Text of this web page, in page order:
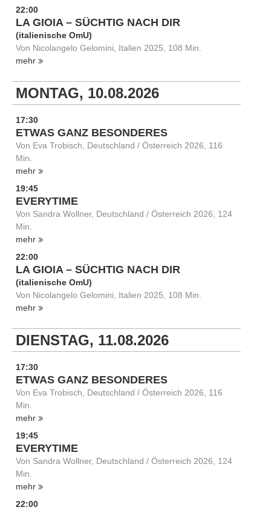
22:00
LA GIOIA – SÜCHTIG NACH DIR
(italienische OmU)
Von Nicolangelo Gelomini, Italien 2025, 108 Min.
mehr
MONTAG, 10.08.2026
17:30
ETWAS GANZ BESONDERES
Von Eva Trobisch, Deutschland / Österreich 2026, 116
Min.
mehr
19:45
EVERYTIME
Von Sandra Wollner, Deutschland / Österreich 2026, 124
Min.
mehr
22:00
LA GIOIA – SÜCHTIG NACH DIR
(italienische OmU)
Von Nicolangelo Gelomini, Italien 2025, 108 Min.
mehr
DIENSTAG, 11.08.2026
17:30
ETWAS GANZ BESONDERES
Von Eva Trobisch, Deutschland / Österreich 2026, 116
Min.
mehr
19:45
EVERYTIME
Von Sandra Wollner, Deutschland / Österreich 2026, 124
Min.
mehr
22:00